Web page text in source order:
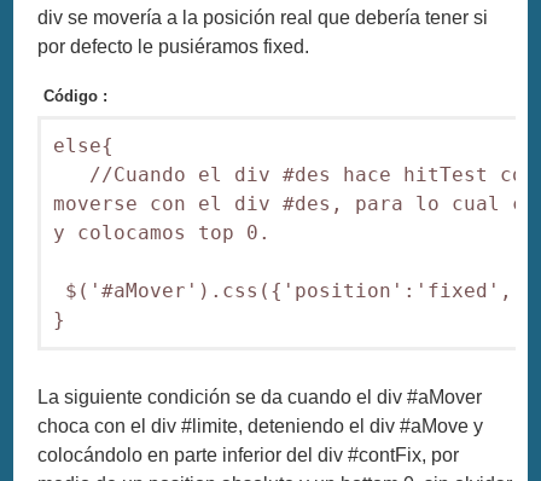
div se movería a la posición real que debería tener si
por defecto le pusiéramos fixed.
Código :
else{
//Cuando el div #des hace hitTest con
moverse con el div #des, para lo cual
y colocamos top 0.
La siguiente condición se da cuando el div #aMover
choca con el div #limite, deteniendo el div #aMove y
colocándolo en parte inferior del div #contFix, por